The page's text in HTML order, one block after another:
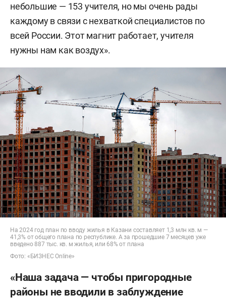
небольшие — 153 учителя, но мы очень рады
каждому в связи с нехваткой специалистов по
всей России. Этот магнит работает, учителя
нужны нам как воздух».
На 2024 год план по вводу жилья в Казани составляет 1,3 млн кв. м —
41,3% от общего плана по республике. А за прошедшие 7 месяцев уже
введено 887 тыс. кв. м жилья, или 68% от плана
Фото: «БИЗНЕС Online»
«Наша задача — чтобы пригородные
районы не вводили в заблуждение